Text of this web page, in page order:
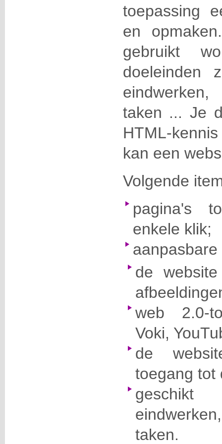
toepassing
en
gebruikt
doeleinden
taken ... Je
HTML-
kan een
Volgende
pagina's
enkele klik;
aanpasbare
de
web 2.0-
Voki,
de
toegang tot
geschikt
taken.